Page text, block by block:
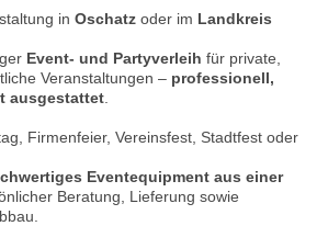
in Oschatzoder im Landkreis
Event- und Partyverleih für private,
Veranstaltungen – professionell,
ausgestattet.
Firmenfeier, Vereinsfest, Stadtfest oder
Eventequipment aus einer
Beratung, Lieferung sowie